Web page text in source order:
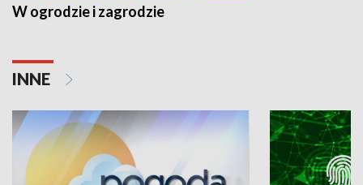
W ogrodzie i zagrodzie
INNE